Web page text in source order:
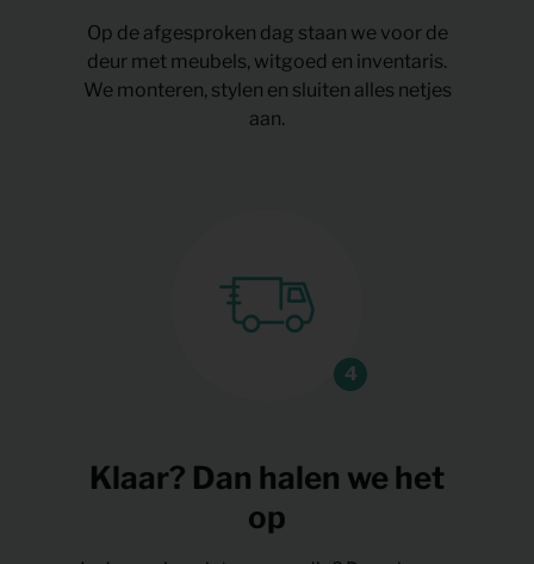
Op de afgesproken dag staan we voor de
deur met meubels, witgoed en inventaris.
We monteren, stylen en sluiten alles netjes
aan.
Klaar? Dan halen we het
op